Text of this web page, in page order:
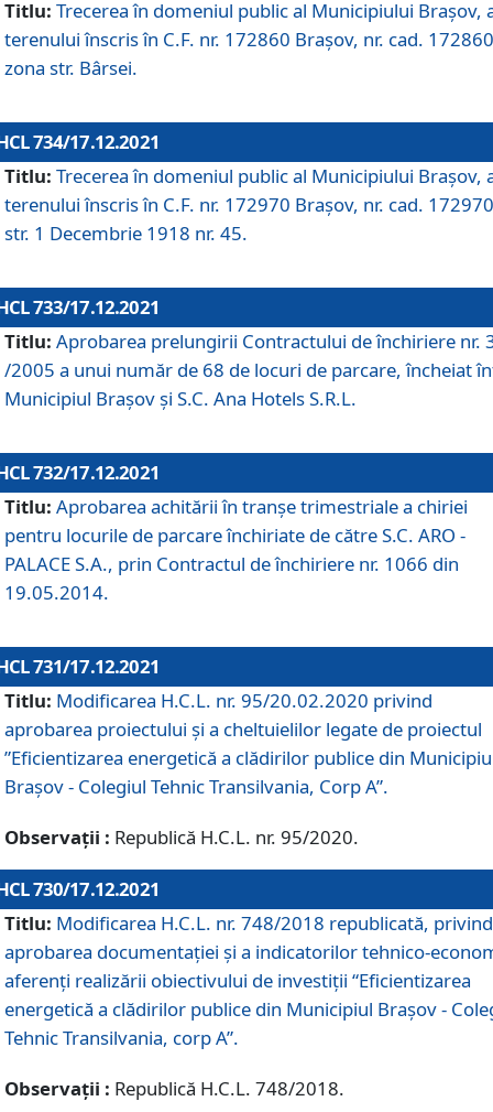
Titlu: Trecerea în domeniul public al Municipiului Braşov,
terenului înscris în C.F. nr. 172860 Brașov, nr. cad.
zona str. Bârsei.
734/17.12.2021
Titlu: Trecerea în domeniul public al Municipiului Braşov,
terenului înscris în C.F. nr. 172970 Brașov, nr. cad.
str. 1 Decembrie 1918 nr. 45.
733/17.12.2021
Titlu: Aprobarea prelungirii Contractului de închiriere nr.
/2005 a unui număr de 68 de locuri de parcare, încheiat
Municipiul Braşov şi S.C. Ana Hotels S.R.L.
732/17.12.2021
Titlu: Aprobarea achitării în tranșe trimestriale a chiriei
pentru locurile de parcare închiriate de către S.C. ARO -
PALACE S.A., prin Contractul de închiriere nr. 1066 din
19.05.2014.
731/17.12.2021
Titlu: Modificarea H.C.L. nr. 95/20.02.2020 privind
aprobarea proiectului și a cheltuielilor legate de proiectul
”Eficientizarea energetică a clădirilor publice din
Brașov - Colegiul Tehnic Transilvania, Corp A”.
Observații : Republică H.C.L. nr. 95/2020.
730/17.12.2021
Titlu: Modificarea H.C.L. nr. 748/2018 republicată, privind
aprobarea documentației și a indicatorilor tehnico-
aferenți realizării obiectivului de investiții “Eficientizarea
energetică a clădirilor publice din Municipiul Brașov -
Tehnic Transilvania, corp A”.
Observații : Republică H.C.L. 748/2018.